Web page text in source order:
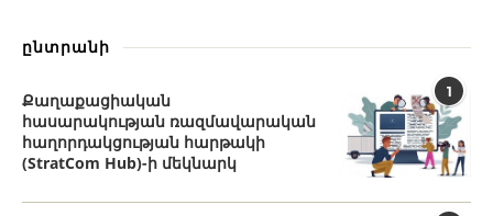
ընտրանի
1
Քաղաքացիական
հասարակության ռազմավարական
հաղորդակցության հարթակի
(StratCom Hub)-ի մեկնարկ